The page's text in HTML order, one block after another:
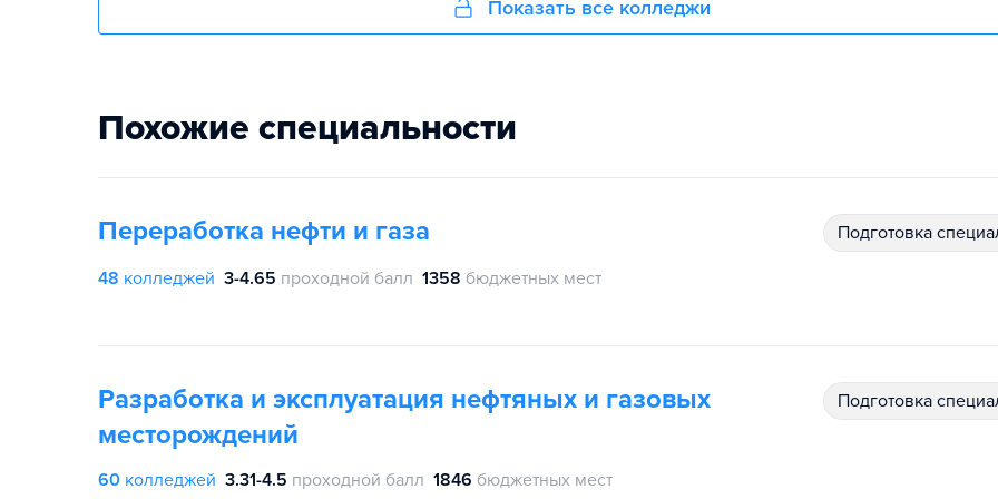
Показать все колледжи
Похожие специальности
Переработка нефти и газа подготовка
48 колледжей 3-4.65 проходной балл 1358 бюджетных мест
Разработка и эксплуатация нефтяных и газовых
месторождений
подготовка
60 колледжей 3.31-4.5 проходной балл 1846 бюджетных мест